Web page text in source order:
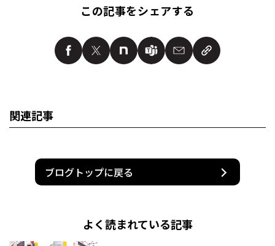
この記事をシェアする
関連記事
ブログトップに戻る
よく読まれている記事